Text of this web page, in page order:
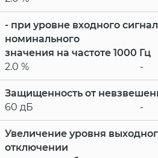
- при уровне входного
номинального
значения на частоте 1000 Гц
2.0 %
-
Защищенность от
60 дБ
-
Увеличение уровня
отключении